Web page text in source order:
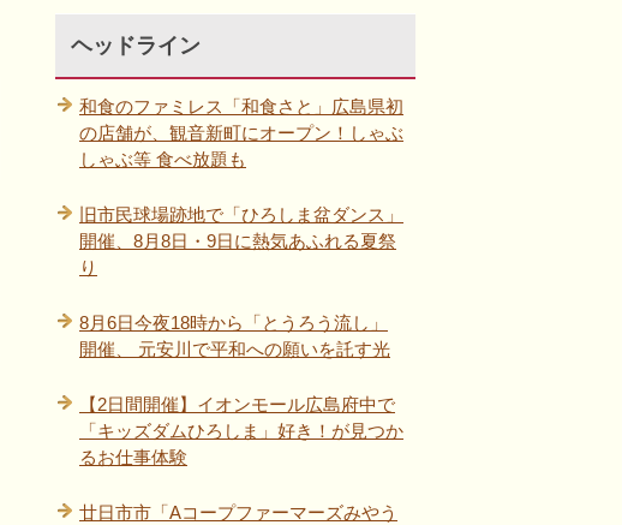
ヘッドライン
和食のファミレス「和食さと」広島県初
の店舗が、観音新町にオープン！しゃぶ
しゃぶ等 食べ放題も
旧市民球場跡地で「ひろしま盆ダンス」
開催、8月8日・9日に熱気あふれる夏祭
り
8月6日今夜18時から「とうろう流し」
開催、 元安川で平和への願いを託す光
【2日間開催】イオンモール広島府中で
「キッズダムひろしま」好き！が見つか
るお仕事体験
廿日市市「Aコープファーマーズみやう